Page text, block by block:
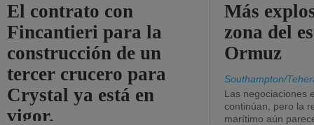
El contrato con
Fincantieri para la
construcción de un
tercer crucero para
Crystal ya está en
vigor.
Más
zona del
Ormuz
Southampton/
Las negociaciones
continúan, pero la
marítimo aún